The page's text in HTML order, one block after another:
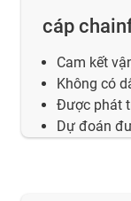
cáp
Cam kết
Không có
Được phát
Dự đoán